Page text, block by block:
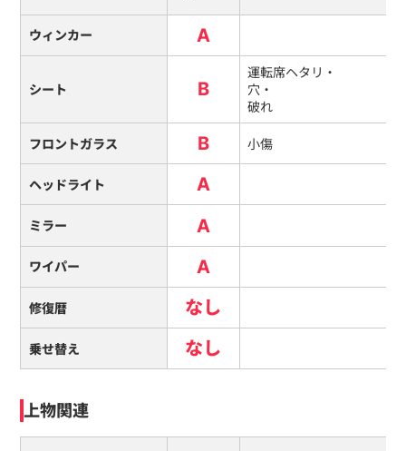
ウィンカー A
シート B
運転席ヘタリ・
穴・
破れ
フロントガラス B 小傷
ヘッドライト A
ミラー A
ワイパー A
修復暦 なし
乗せ替え なし
上物関連